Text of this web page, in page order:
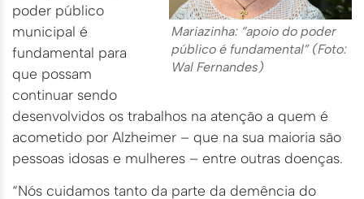
Mariazinha: “apoio do poder
público é fundamental” (Foto:
Wal Fernandes)
poder público
municipal é
fundamental para
que possam
continuar sendo
desenvolvidos os trabalhos na atenção a quem é
acometido por Alzheimer – que na sua maioria são
pessoas idosas e mulheres – entre outras doenças.
“Nós cuidamos tanto da parte da demência do